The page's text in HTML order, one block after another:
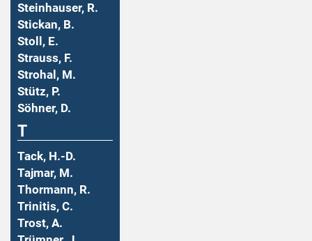
Steinhauser, R.
Stickan, B.
Stoll, E.
Strauss, F.
Strohal, M.
Stütz, P.
Söhner, D.
T
Tack, H.-D.
Tajmar, M.
Thormann, R.
Trinitis, C.
Trost, A.